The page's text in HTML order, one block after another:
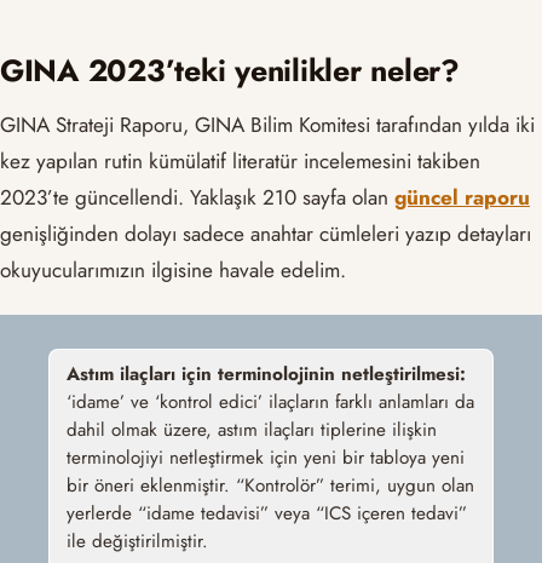
GINA 2023’teki yenilikler neler?
GINA Strateji Raporu, GINA Bilim Komitesi tarafından yılda iki
kez yapılan rutin kümülatif literatür incelemesini takiben
2023’te güncellendi. Yaklaşık 210 sayfa olan güncel raporu
genişliğinden dolayı sadece anahtar cümleleri yazıp detayları
okuyucularımızın ilgisine havale edelim.
Astım ilaçları için terminolojinin netleştirilmesi:
‘idame’ ve ‘kontrol edici’ ilaçların farklı anlamları da
dahil olmak üzere, astım ilaçları tiplerine ilişkin
terminolojiyi netleştirmek için yeni bir tabloya yeni
bir öneri eklenmiştir. “Kontrolör” terimi, uygun olan
yerlerde “idame tedavisi” veya “ICS içeren tedavi”
ile değiştirilmiştir.